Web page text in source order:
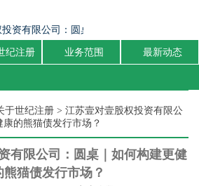
资有限公司：圆桌｜如何构建更健康的熊
纪注册 业务范围 最新动态
于世纪注册 > 江苏壹对壹股权投资有限公
的熊猫债发行市场？
有限公司：圆桌｜如何构建更健
熊猫债发行市场？